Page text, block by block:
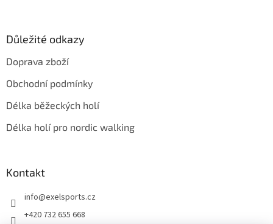
Důležité odkazy
Doprava zboží
Obchodní podmínky
Délka běžeckých holí
Délka holí pro nordic walking
Kontakt
info@exelsports.cz
+420 732 655 668